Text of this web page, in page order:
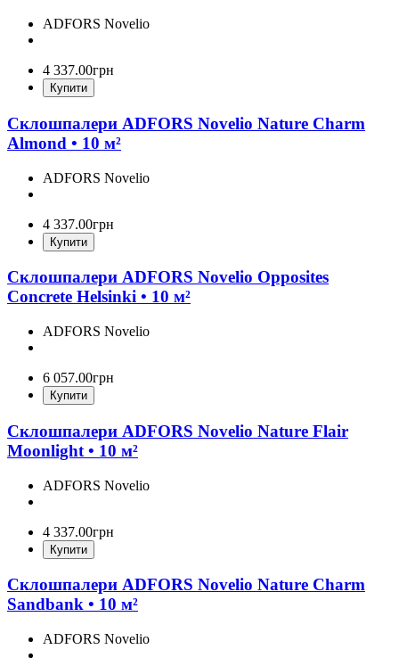
ADFORS Novelio
4 337.00грн
Купити
Склошпалери ADFORS Novelio Nature Charm
Almond • 10 м²
ADFORS Novelio
4 337.00грн
Купити
Склошпалери ADFORS Novelio Opposites
Concrete Helsinki • 10 м²
ADFORS Novelio
6 057.00грн
Купити
Склошпалери ADFORS Novelio Nature Flair
Moonlight • 10 м²
ADFORS Novelio
4 337.00грн
Купити
Склошпалери ADFORS Novelio Nature Charm
Sandbank • 10 м²
ADFORS Novelio